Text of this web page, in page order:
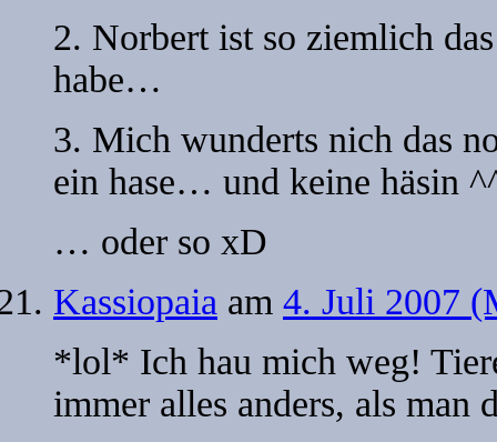
2. Norbert ist so ziemlich
habe…
3. Mich wunderts nich das
ein hase… und keine häsin
… oder so xD
Kassiopaia am 4. Juli 2007
*lol* Ich hau mich weg!
immer alles anders, als man